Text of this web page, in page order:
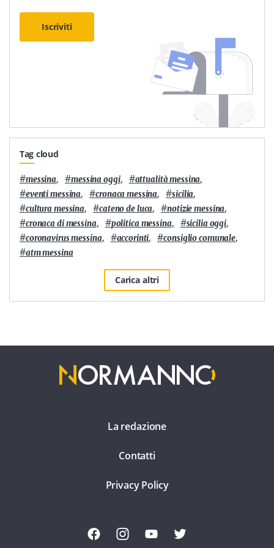
Iscriviti
Tag cloud
#messina, #messina oggi, #attualità messina,
#eventi messina, #cronaca messina, #sicilia,
#cultura messina, #cateno de luca, #notizie messina,
#cronaca di messina, #politica messina, #sicilia oggi,
#coronavirus messina, #accorinti, #consiglio comunale,
#atm messina
Carica altri
La redazione
Contatti
Privacy Policy